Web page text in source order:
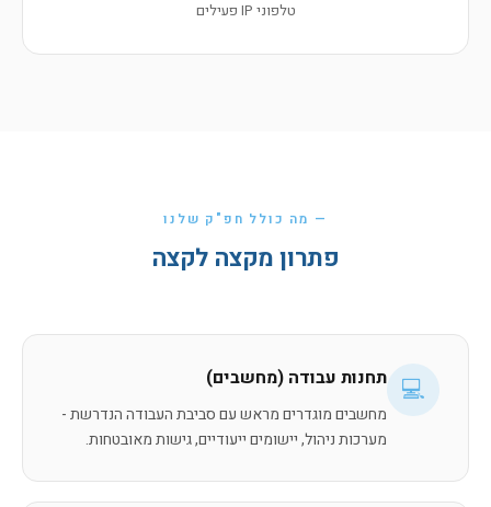
טלפוני IP פעילים
— מה כולל חפ"ק שלנו
פתרון מקצה לקצה
💻 תחנות עבודה (מחשבים)
מחשבים מוגדרים מראש עם סביבת העבודה הנדרשת -
מערכות ניהול, יישומים ייעודיים, גישות מאובטחות.